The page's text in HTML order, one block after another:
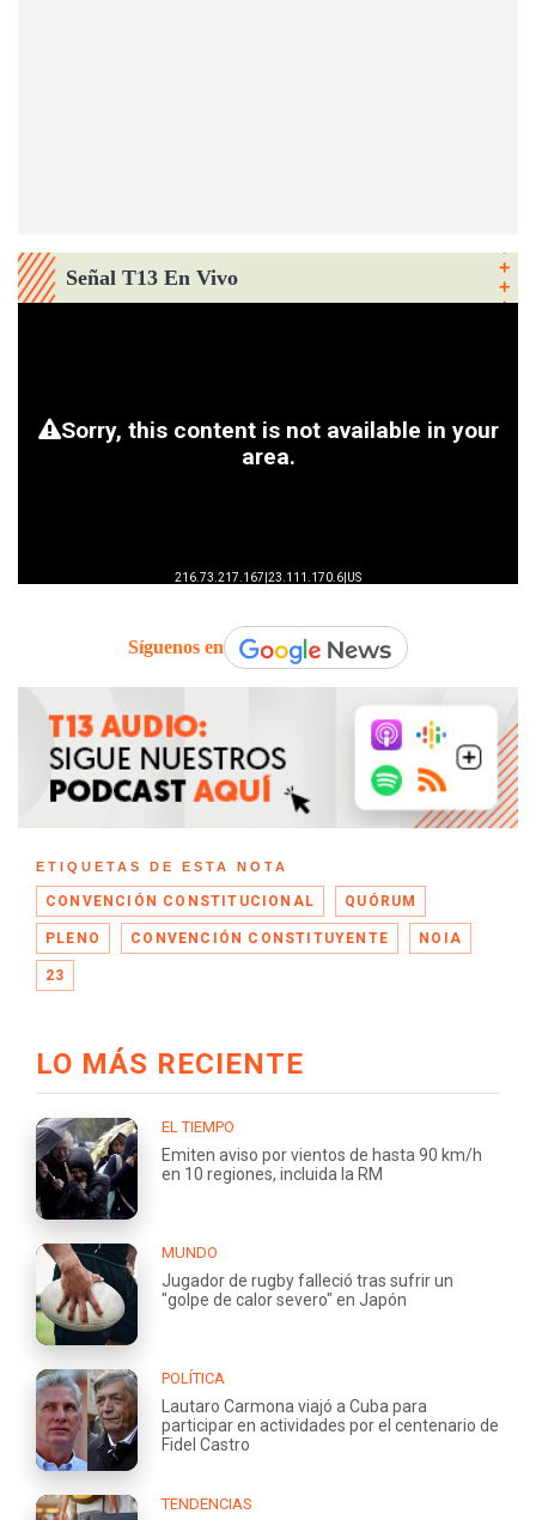
Señal T13 En Vivo
Síguenos en
ETIQUETAS DE ESTA NOTA
CONVENCIÓN CONSTITUCIONAL QUÓRUM
PLENO CONVENCIÓN CONSTITUYENTE NOIA
23
LO MÁS RECIENTE
EL TIEMPO
Emiten aviso por vientos de hasta 90 km/h
en 10 regiones, incluida la RM
MUNDO
Jugador de rugby falleció tras sufrir un
"golpe de calor severo" en Japón
POLÍTICA
Lautaro Carmona viajó a Cuba para
participar en actividades por el centenario de
Fidel Castro
TENDENCIAS